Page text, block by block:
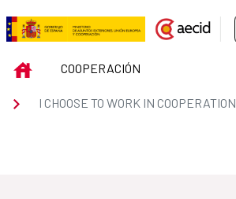
Skip to Main Content
ElijoCooperacion
INICIOCOOPERACIÓN
I CHOOSE TO WORK IN COOPERATION